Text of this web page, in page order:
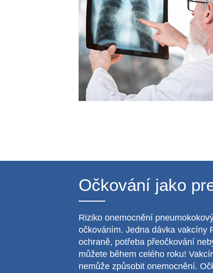
Očkování jako
Riziko onemocnění
očkováním. Jedna dávka vakcíny
ochraně, potřeba přeočkování
můžete během celého roku!
nemůže způsobit onemocnění.